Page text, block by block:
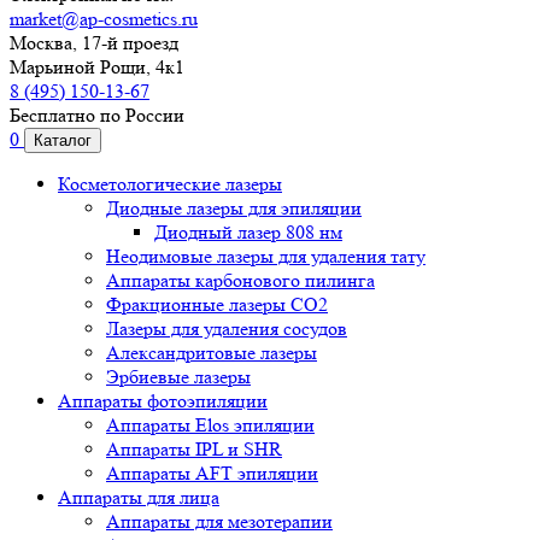
market@ap-cosmetics.ru
Москва, 17-й проезд
Марьиной Рощи, 4к1
8 (495) 150-13-67
Бесплатно по России
0
Каталог
Косметологические лазеры
Диодные лазеры для эпиляции
Диодный лазер 808 нм
Неодимовые лазеры для удаления тату
Аппараты карбонового пилинга
Фракционные лазеры CO2
Лазеры для удаления сосудов
Александритовые лазеры
Эрбиевые лазеры
Аппараты фотоэпиляции
Аппараты Elos эпиляции
Аппараты IPL и SHR
Аппараты AFT эпиляции
Аппараты для лица
Аппараты для мезотерапии